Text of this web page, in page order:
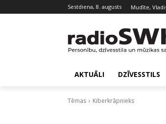
sestdiena, 8. augusts Mudīte,
AKTUĀLI DZĪVESSTILS
Tēmas Kiberkrāpnieks